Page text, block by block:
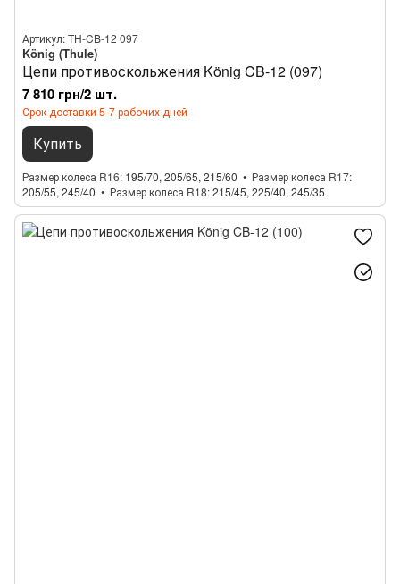
Артикул: TH-CB-12 097
König (Thule)
Цепи противоскольжения König CB-12 (097)
7 810 грн/2 шт.
Срок доставки 5-7 рабочих дней
Купить
Размер колеса R16 195/70, 205/65, 215/60
Размер колеса R17
205/55, 245/40
Размер колеса R18 215/45, 225/40, 245/35